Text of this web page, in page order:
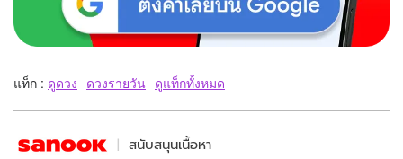
แท็ก : ดูดวง ดวงรายวัน ดูแท็กทั้งหมด
สนับสนุนเนื้อหา